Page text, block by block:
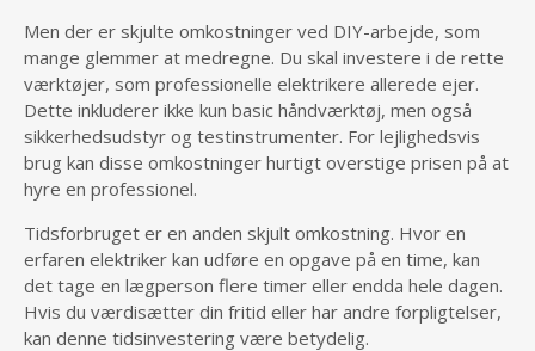
Men der er skjulte omkostninger ved DIY-arbejde, som
mange glemmer at medregne. Du skal investere i de rette
værktøjer, som professionelle elektrikere allerede ejer.
Dette inkluderer ikke kun basic håndværktøj, men også
sikkerhedsudstyr og testinstrumenter. For lejlighedsvis
brug kan disse omkostninger hurtigt overstige prisen på at
hyre en professionel.
Tidsforbruget er en anden skjult omkostning. Hvor en
erfaren elektriker kan udføre en opgave på en time, kan
det tage en lægperson flere timer eller endda hele dagen.
Hvis du værdisætter din fritid eller har andre forpligtelser,
kan denne tidsinvestering være betydelig.